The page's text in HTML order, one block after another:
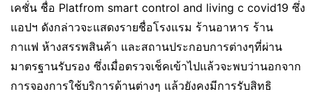
เคชั่น ชื่อ Platfrom smart control and living c covid19 ซึ่ง
แอปฯ ดังกล่าวจะแสดงรายชื่อโรงแรม ร้านอาหาร ร้าน
กาแฟ ห้างสรรพสินค้า และสถานประกอบการต่างๆที่ผ่าน
มาตรฐานรับรอง ซึ่งเมื่อตรวจเช็คเข้าไปแล้วจะพบว่านอกจาก
การจองการใช้บริการด้านต่างๆ แล้วยังคงมีการรับสิทธิ